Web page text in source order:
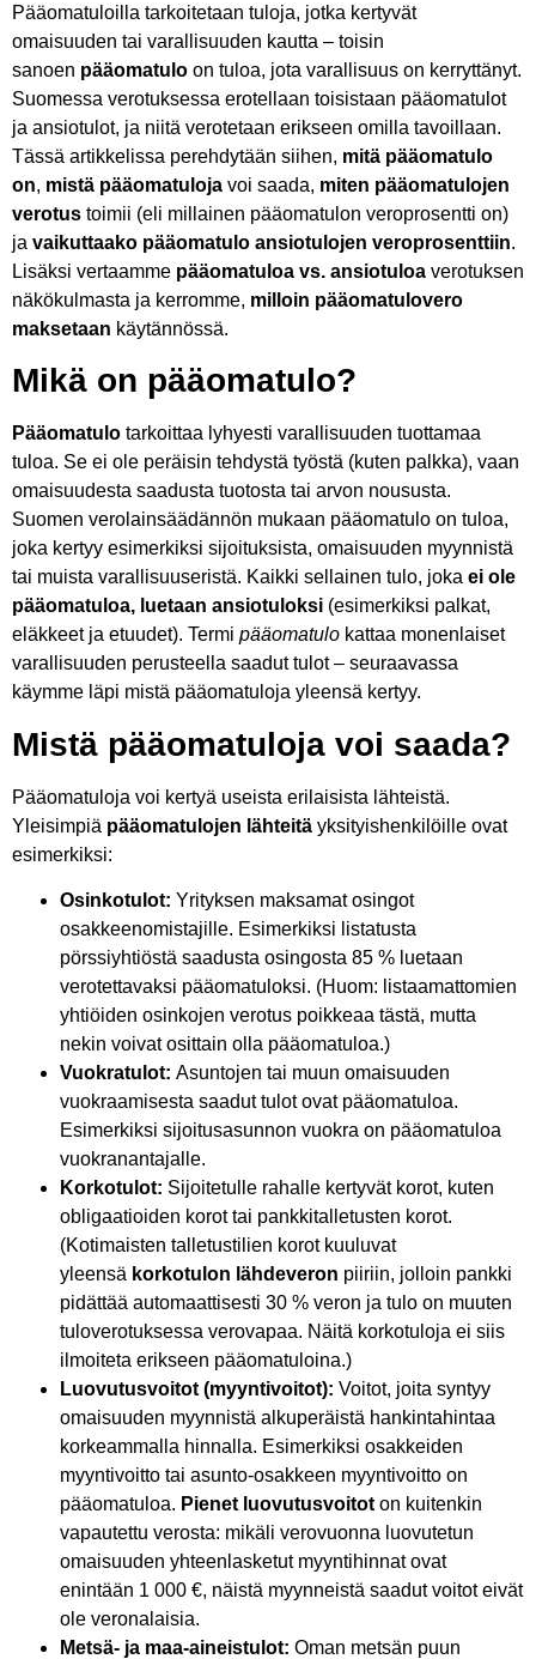
Pääomatuloilla tarkoitetaan tuloja, jotka kertyvät
omaisuuden tai varallisuuden kautta – toisin
sanoen pääomatulo on tuloa, jota varallisuus on kerryttänyt.
Suomessa verotuksessa erotellaan toisistaan pääomatulot
ja ansiotulot, ja niitä verotetaan erikseen omilla tavoillaan.
Tässä artikkelissa perehdytään siihen, mitä pääomatulo
on, mistä pääomatuloja voi saada, miten pääomatulojen
verotus toimii (eli millainen pääomatulon veroprosentti on)
ja vaikuttaako pääomatulo ansiotulojen veroprosenttiin.
Lisäksi vertaamme pääomatuloa vs. ansiotuloa verotuksen
näkökulmasta ja kerromme, milloin pääomatulovero
maksetaan käytännössä.
Mikä on pääomatulo?
Pääomatulo tarkoittaa lyhyesti varallisuuden tuottamaa
tuloa. Se ei ole peräisin tehdystä työstä (kuten palkka), vaan
omaisuudesta saadusta tuotosta tai arvon noususta.
Suomen verolainsäädännön mukaan pääomatulo on tuloa,
joka kertyy esimerkiksi sijoituksista, omaisuuden myynnistä
tai muista varallisuuseristä. Kaikki sellainen tulo, joka ei ole
pääomatuloa, luetaan ansiotuloksi (esimerkiksi palkat,
eläkkeet ja etuudet). Termi pääomatulo kattaa monenlaiset
varallisuuden perusteella saadut tulot – seuraavassa
käymme läpi mistä pääomatuloja yleensä kertyy.
Mistä pääomatuloja voi saada?
Pääomatuloja voi kertyä useista erilaisista lähteistä.
Yleisimpiä pääomatulojen lähteitä yksityishenkilöille ovat
esimerkiksi:
Osinkotulot: Yrityksen maksamat osingot
osakkeenomistajille. Esimerkiksi listatusta
pörssiyhtiöstä saadusta osingosta 85 % luetaan
verotettavaksi pääomatuloksi. (Huom: listaamattomien
yhtiöiden osinkojen verotus poikkeaa tästä, mutta
nekin voivat osittain olla pääomatuloa.)
Vuokratulot: Asuntojen tai muun omaisuuden
vuokraamisesta saadut tulot ovat pääomatuloa.
Esimerkiksi sijoitusasunnon vuokra on pääomatuloa
vuokranantajalle.
Korkotulot: Sijoitetulle rahalle kertyvät korot, kuten
obligaatioiden korot tai pankkitalletusten korot.
(Kotimaisten talletustilien korot kuuluvat
yleensä korkotulon lähdeveron piiriin, jolloin pankki
pidättää automaattisesti 30 % veron ja tulo on muuten
tuloverotuksessa verovapaa. Näitä korkotuloja ei siis
ilmoiteta erikseen pääomatuloina.)
Luovutusvoitot (myyntivoitot): Voitot, joita syntyy
omaisuuden myynnistä alkuperäistä hankintahintaa
korkeammalla hinnalla. Esimerkiksi osakkeiden
myyntivoitto tai asunto-osakkeen myyntivoitto on
pääomatuloa. Pienet luovutusvoitot on kuitenkin
vapautettu verosta: mikäli verovuonna luovutetun
omaisuuden yhteenlasketut myyntihinnat ovat
enintään 1 000 €, näistä myynneistä saadut voitot eivät
ole veronalaisia.
Metsä- ja maa-aineistulot: Oman metsän puun